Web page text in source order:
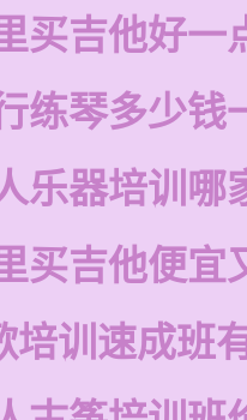
买吉他好一
练琴多少钱
乐器培训哪
买吉他便宜
培训速成班